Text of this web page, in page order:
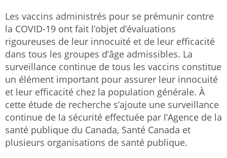
Les vaccins administrés pour se prémunir contre
la COVID-19 ont fait l’objet d’évaluations
rigoureuses de leur innocuité et de leur efficacité
dans tous les groupes d’âge admissibles. La
surveillance continue de tous les vaccins constitue
un élément important pour assurer leur innocuité
et leur efficacité chez la population générale. À
cette étude de recherche s’ajoute une surveillance
continue de la sécurité effectuée par l’Agence de la
santé publique du Canada, Santé Canada et
plusieurs organisations de santé publique.